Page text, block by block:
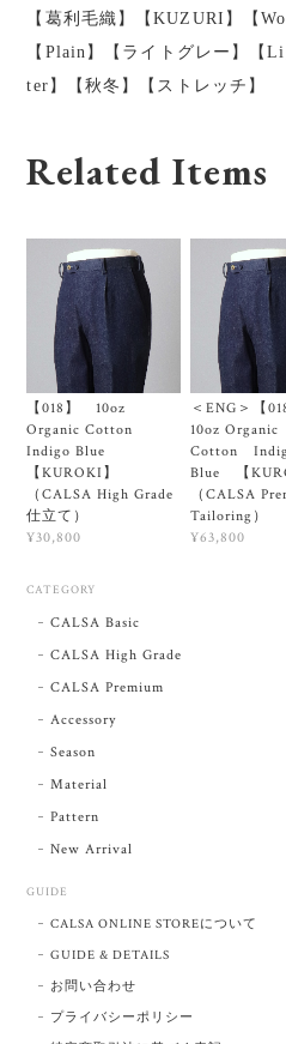
【葛利毛織】【KUZURI】【
【Plain】【ライトグレー】【
ter】【秋冬】【ストレッチ】
Related Items
【018】 10oz
Organic Cotton
Indigo Blue
【KUROKI】
（CALSA High Grade
仕立て）
¥30,800
＜ENG＞【
10oz Organic
Cotton
Blue 【
（CALSA
Tailoring）
¥63,800
CATEGORY
CALSA Basic
CALSA High Grade
CALSA Premium
Accessory
Season
Material
Pattern
New Arrival
GUIDE
CALSA ONLINE STOREについて
GUIDE & DETAILS
お問い合わせ
プライバシーポリシー